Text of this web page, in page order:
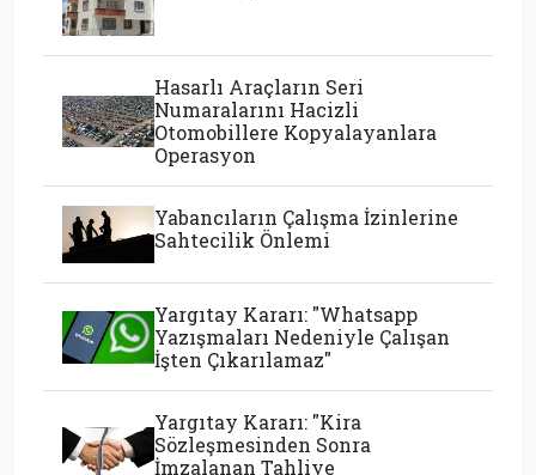
Hasarlı Araçların Seri
Numaralarını Hacizli
Otomobillere Kopyalayanlara
Operasyon
Yabancıların Çalışma İzinlerine
Sahtecilik Önlemi
Yargıtay Kararı: "Whatsapp
Yazışmaları Nedeniyle Çalışan
İşten Çıkarılamaz"
Yargıtay Kararı: "Kira
Sözleşmesinden Sonra
İmzalanan Tahliye